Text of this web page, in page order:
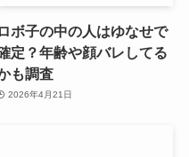
ロボ子の中の人はゆなせで
定？年齢や顔バレしてる
も調査
2026年4月21日